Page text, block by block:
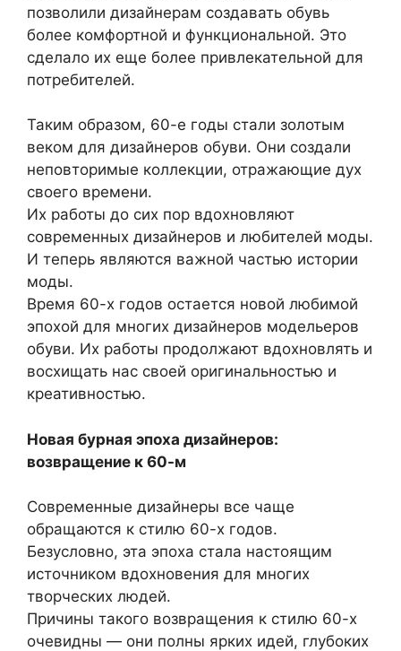
позволили дизайнерам создавать обувь
более комфортной и функциональной. Это
сделало их еще более привлекательной для
потребителей.
Таким образом, 60-е годы стали золотым
веком для дизайнеров обуви. Они создали
неповторимые коллекции, отражающие дух
своего времени.
Их работы до сих пор вдохновляют
современных дизайнеров и любителей моды.
И теперь являются важной частью истории
моды.
Время 60-х годов остается новой любимой
эпохой для многих дизайнеров модельеров
обуви. Их работы продолжают вдохновлять и
восхищать нас своей оригинальностью и
креативностью.
Новая бурная эпоха дизайнеров:
возвращение к 60-м
Современные дизайнеры все чаще
обращаются к стилю 60-х годов.
Безусловно, эта эпоха стала настоящим
источником вдохновения для многих
творческих людей.
Причины такого возвращения к стилю 60-х
очевидны — они полны ярких идей, глубоких